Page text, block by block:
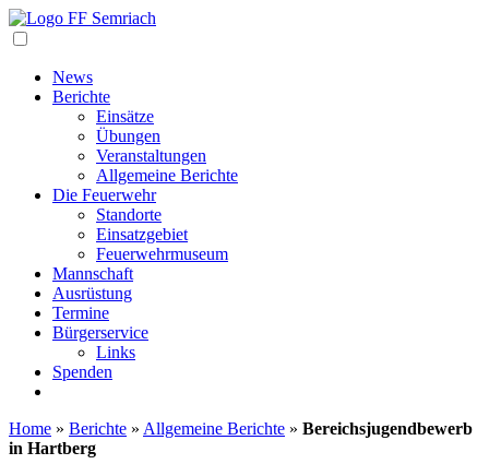
News
Berichte
Einsätze
Übungen
Veranstaltungen
Allgemeine Berichte
Die Feuerwehr
Standorte
Einsatzgebiet
Feuerwehrmuseum
Mannschaft
Ausrüstung
Termine
Bürgerservice
Links
Spenden
Home » Berichte » Allgemeine Berichte » Bereichsjugendbewerb
in Hartberg